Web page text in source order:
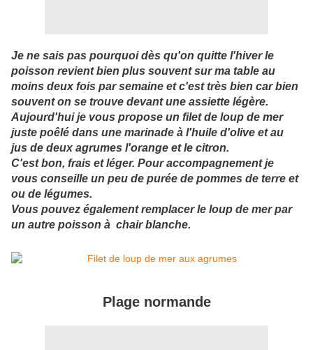
Je ne sais pas pourquoi dès qu'on quitte l'hiver le
poisson revient bien plus souvent sur ma table au
moins deux fois par semaine et c'est très bien car bien
souvent on se trouve devant une assiette légère.
Aujourd'hui je vous propose un filet de loup de mer
juste poêlé dans une marinade à l'huile d'olive et au
jus de deux agrumes l'orange et le citron.
C'est bon, frais et léger. Pour accompagnement je
vous conseille un peu de purée de pommes de terre et
ou de légumes.
Vous pouvez également remplacer le loup de mer par
un autre poisson à chair blanche.
Plage normande